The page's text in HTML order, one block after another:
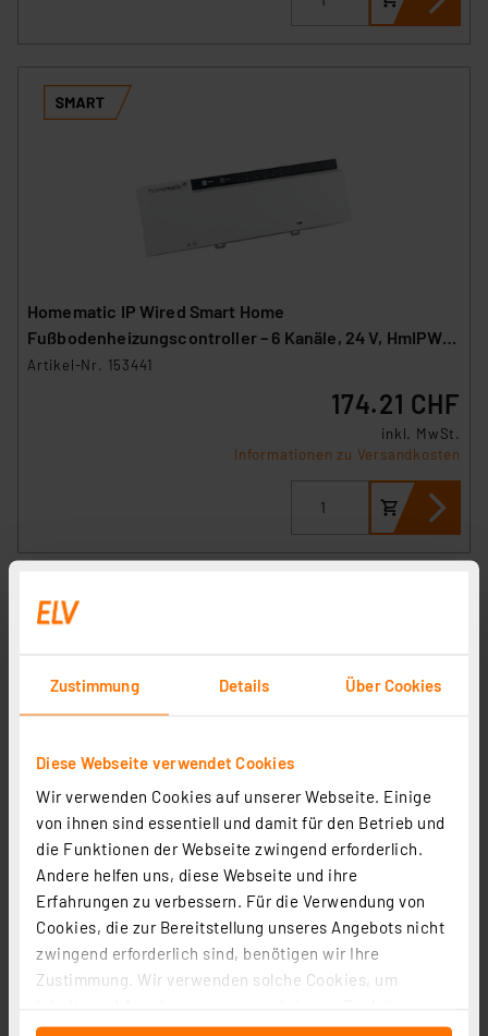
Zustimmung Details Über Cookies
Diese Webseite verwendet Cookies
Wir verwenden Cookies auf unserer Webseite. Einige
von ihnen sind essentiell und damit für den Betrieb und
die Funktionen der Webseite zwingend erforderlich.
Andere helfen uns, diese Webseite und ihre
Erfahrungen zu verbessern. Für die Verwendung von
Cookies, die zur Bereitstellung unseres Angebots nicht
zwingend erforderlich sind, benötigen wir Ihre
Zustimmung. Wir verwenden solche Cookies, um
für soziale Medien anbieten zu können und die Zugriffe
Homematic IP Wired Smart Home
Fußbodenheizungscontroller – 6 Kanäle, 24 V, HmIPW-
FAL24-C6
Artikel-Nr. 153441
174.21 CHF
inkl. MwSt.
Informationen zu Versandkosten
Homematic IP Wired Smart Home
Fußbodenheizungscontroller – 10 Kanäle, 24 V, HmIPW-
FAL24-C10
Artikel-Nr. 153432
212.93 CHF
Informationen zu Versandkosten